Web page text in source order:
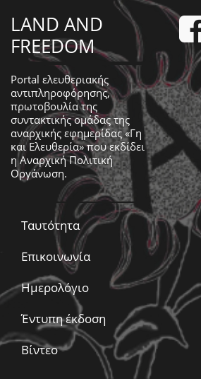
LAND AND
FREEDOM
Portal ελευθεριακής
αντιπληροφόρησης,
πρωτοβουλία της
συντακτικής ομάδας της
αναρχικής εφημερίδας «Γη
και Ελευθερία» που εκδίδει
ηΑναρχική Πολιτική
Οργάνωση.
Ταυτότητα
Επικοινωνία
Ημερολόγιο
Έντυπη έκδοση
Βίντεο